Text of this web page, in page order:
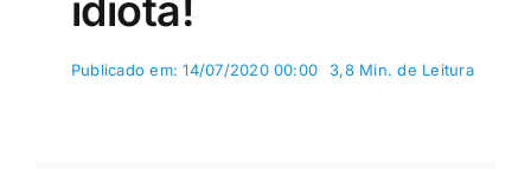
idiota!
Publicado em: 14/07/2020 00:00 3,8 Min. de Leitura